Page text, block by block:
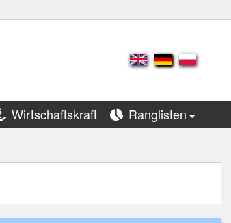
Wirtschaftskraft Ranglisten